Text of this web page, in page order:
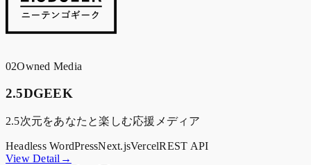
02Owned Media
2.5DGEEK
2.5次元をあなたと楽しむ応援メディア
Headless WordPressNext.jsVercelREST API
View Detail→